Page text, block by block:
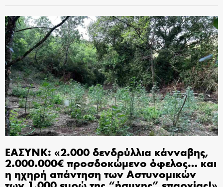
ΕΑΣΥΝΚ: «2.000 δενδρύλλια κάνναβης,
2.000.000€ προσδοκώμενο όφελος… και
η ηχηρή απάντηση των Αστυνομικών